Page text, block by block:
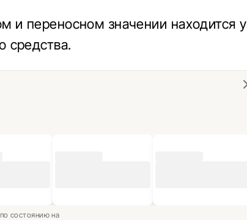
и переносном значении находится у
средства.
состоянию на